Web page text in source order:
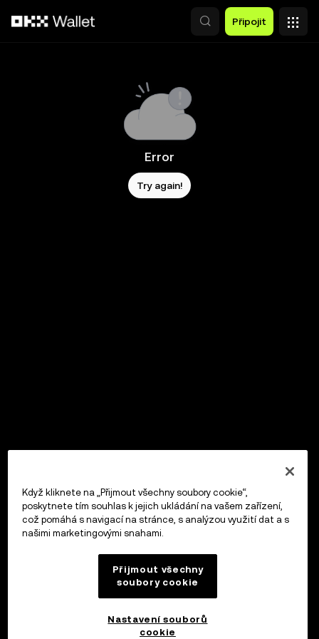
Připojit
Error
Try again!
Když kliknete na „Přijmout všechny soubory cookie“,
poskytnete tím souhlas k jejich ukládání na vašem zařízení,
což pomáhá s navigací na stránce, s analýzou využití dat a s
našimi marketingovými snahami.
Přijmout všechny
soubory cookie
Nastavení souborů
cookie